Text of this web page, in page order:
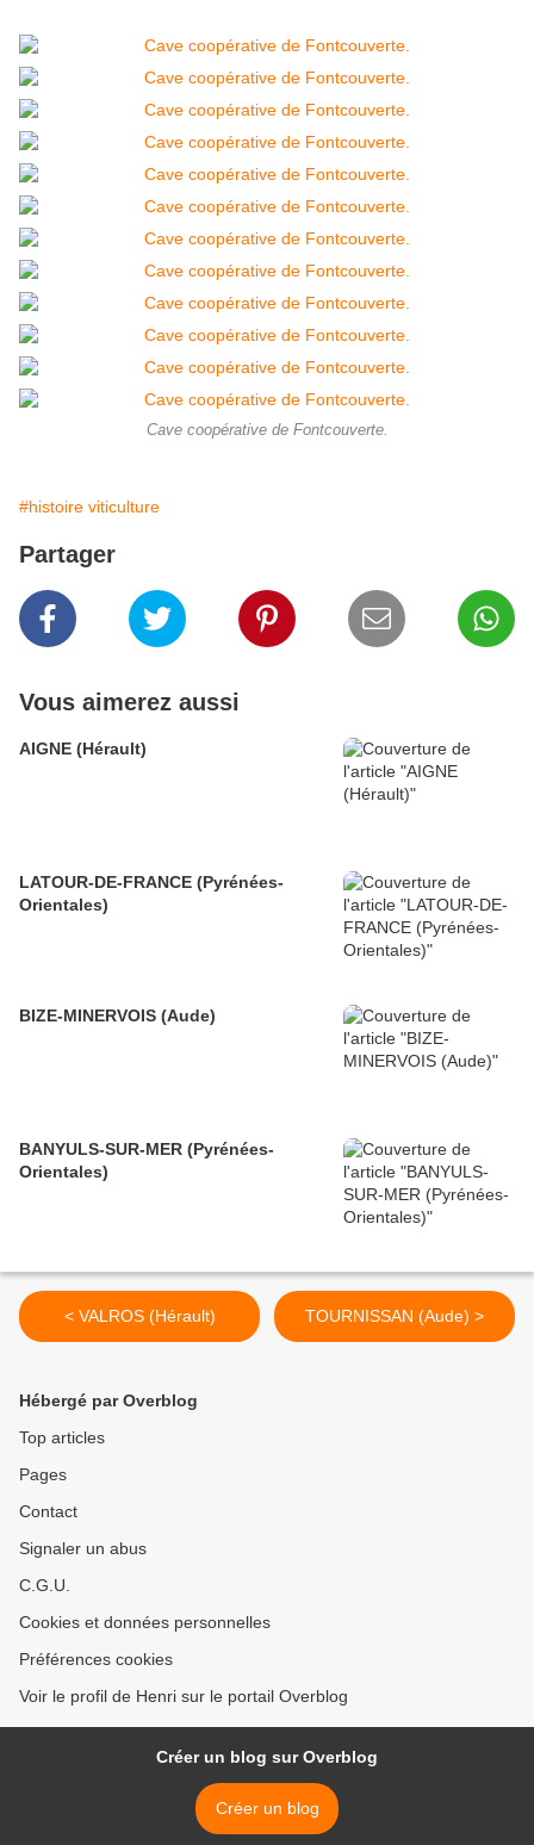
Cave coopérative de Fontcouverte.
#histoire viticulture
Partager
Vous aimerez aussi
AIGNE (Hérault)
LATOUR-DE-FRANCE (Pyrénées-
Orientales)
BIZE-MINERVOIS (Aude)
BANYULS-SUR-MER (Pyrénées-
Orientales)
< VALROS (Hérault) TOURNISSAN (Aude) >
Hébergé par Overblog
Top articles
Pages
Contact
Signaler un abus
C.G.U.
Cookies et données personnelles
Préférences cookies
Voir le profil de Henri sur le portail Overblog
Créer un blog sur Overblog
Créer un blog